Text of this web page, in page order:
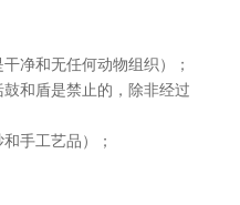
净和无任何动物组织）；
和盾是禁止的，除非经过
手工艺品）；